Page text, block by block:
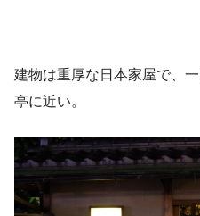
建物は重厚な日本家屋で、
亭に近い。